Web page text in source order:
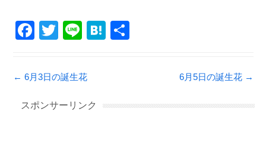
F
c
e
b
T
tt
er
Li
e
H
Post navigation
← 6月3日の誕生花 6月5日の誕生花 →
スポンサーリンク